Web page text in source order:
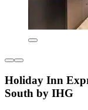
Holiday Inn
South by IHG